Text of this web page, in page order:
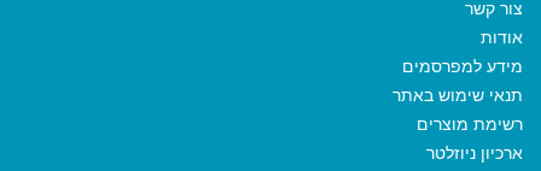
צור קשר
אודות
מידע למפרסמים
תנאי שימוש באתר
רשימת מוצרים
ארכיון ניוזלטר